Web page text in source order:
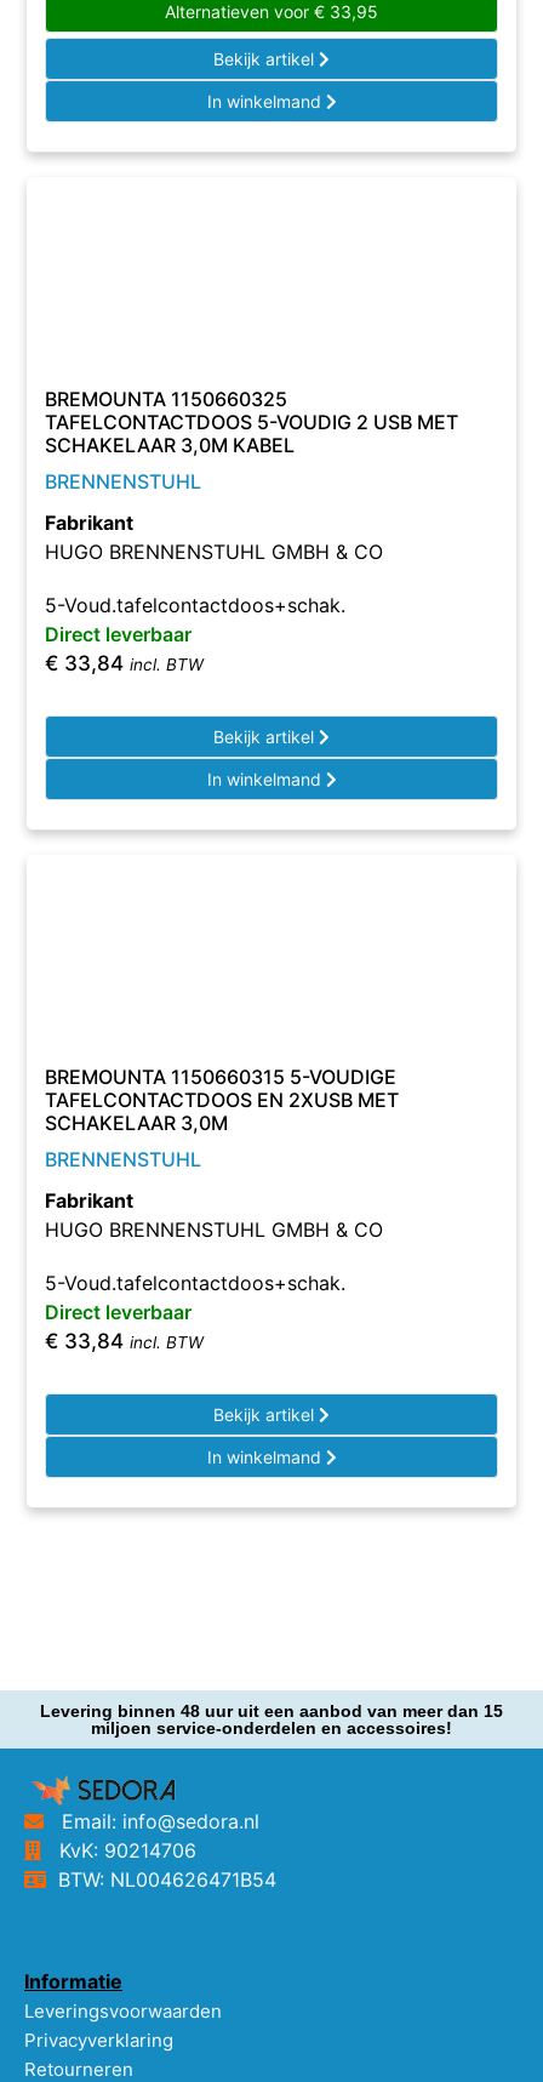
Alternatieven voor € 33,95
Bekijk artikel
In winkelmand
BREMOUNTA 1150660325
TAFELCONTACTDOOS 5-VOUDIG 2 USB MET
SCHAKELAAR 3,0M KABEL
BRENNENSTUHL
Fabrikant
HUGO BRENNENSTUHL GMBH & CO
5-Voud.tafelcontactdoos+schak.
Direct leverbaar
€ 33,84 incl. BTW
Bekijk artikel
In winkelmand
BREMOUNTA 1150660315 5-VOUDIGE
TAFELCONTACTDOOS EN 2XUSB MET
SCHAKELAAR 3,0M
BRENNENSTUHL
Fabrikant
HUGO BRENNENSTUHL GMBH & CO
5-Voud.tafelcontactdoos+schak.
Direct leverbaar
€ 33,84 incl. BTW
Bekijk artikel
In winkelmand
Levering binnen 48 uur uit een aanbod van meer dan 15
miljoen service-onderdelen en accessoires!
Email: info@sedora.nl
KvK: 90214706
BTW: NL004626471B54
Informatie
Leveringsvoorwaarden
Privacyverklaring
Retourneren